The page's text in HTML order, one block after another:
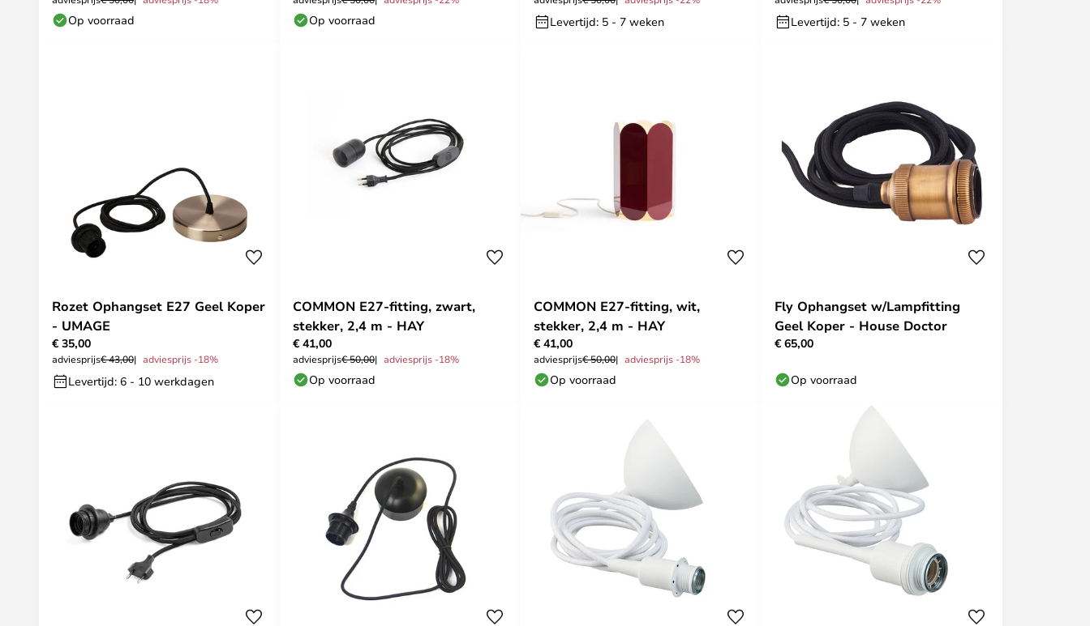
Op voorraad Op voorraad Levertijd: 5 - 7 weken Levertijd: 5 - 7 weken
Rozet Ophangset E27 Geel Koper
- UMAGE
€ 35,00
adviesprijs€ 43,00 adviesprijs -18%
Levertijd: 6 - 10 werkdagen
COMMON E27-fitting, zwart,
stekker, 2,4 m - HAY
€ 41,00
adviesprijs€ 50,00 adviesprijs -18%
Op voorraad
COMMON E27-fitting, wit,
stekker, 2,4 m - HAY
€ 41,00
adviesprijs€ 50,00 adviesprijs -18%
Op voorraad
Fly Ophangset w/Lampfitting
Geel Koper - House Doctor
€ 65,00
Op voorraad